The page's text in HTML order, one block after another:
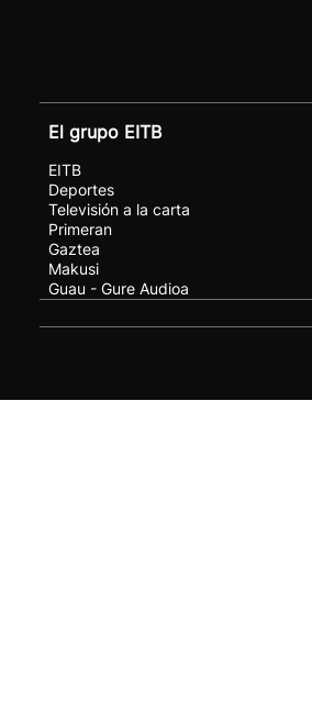
El grupo EITB
EITB
Deportes
Televisión a la carta
Primeran
Gaztea
Makusi
Guau - Gure Audioa